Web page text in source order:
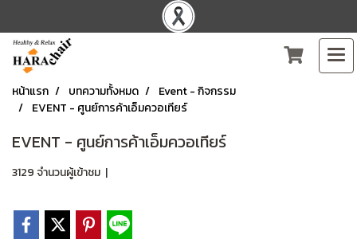
หน้าแรก บทความทั้งหมด
Event - กิจกรรม
EVENT - ศูนย์การค้าเอ็มควอเทียร์
EVENT - ศูนย์การค้าเอ็มควอเทียร์
3129 จำนวนผู้เข้าชม |